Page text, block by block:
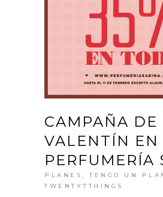
CAMPAÑA DE
VALENTÍN EN
PERFUMERÍA
PLANES ,TENGO UN
TWENTY7THINGS